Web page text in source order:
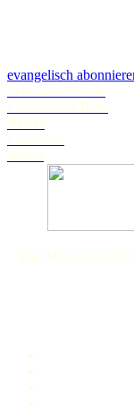
evangelisch
Schwanstetten.de
Landratsamt Roth
BLFD
Landkarte
Wetter
Der